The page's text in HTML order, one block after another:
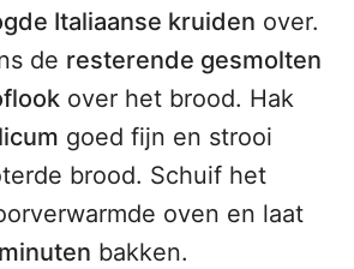
Italiaanse kruiden over.
de resterende gesmolten
over het brood. Hak
goed fijn en strooi
brood. Schuif het
oven en laat
bakken.